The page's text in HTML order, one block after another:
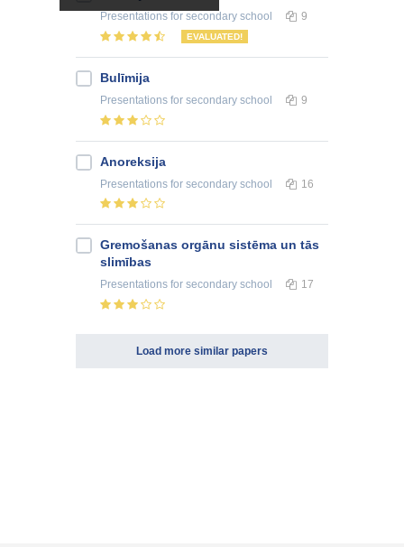
Presentations for secondary school 9
EVALUATED!
Bulīmija
Presentations for secondary school 9
Anoreksija
Presentations for secondary school 16
Gremošanas orgānu sistēma un tās
slimības
Presentations for secondary school 17
Load more similar papers